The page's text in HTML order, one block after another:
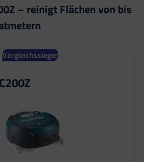
– reinigt Flächen von bis
Vergleichssieger